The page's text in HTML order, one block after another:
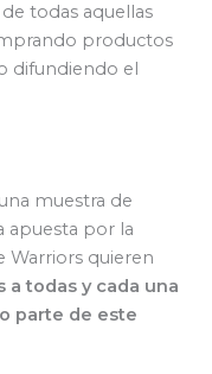
todas aquellas
productos
difundiendo el
muestra de
apuesta por la
Warriors quieren
a todas y cada una
parte de este